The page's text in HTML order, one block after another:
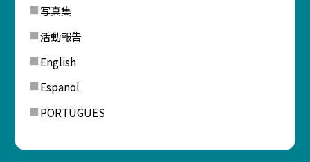
写真集
活動報告
English
Espanol
PORTUGUES